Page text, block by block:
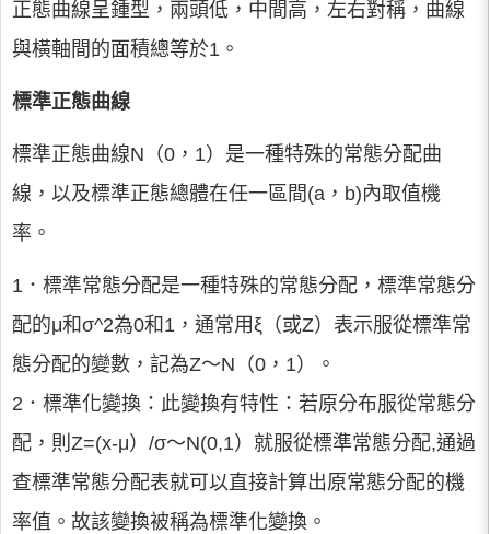
正態曲線呈鍾型，兩頭低，中間高，左右對稱，曲線
與橫軸間的面積總等於1。
標準正態曲線
標準正態曲線N（0，1）是一種特殊的常態分配曲
線，以及標準正態總體在任一區間(a，b)內取值機
率。
1．標準常態分配是一種特殊的常態分配，標準常態分
配的μ和σ^2為0和1，通常用ξ（或Z）表示服從標準常
態分配的變數，記為Z～N（0，1）。
2．標準化變換：此變換有特性：若原分布服從常態分
配，則Z=(x-μ）/σ～N(0,1）就服從標準常態分配,通過
查標準常態分配表就可以直接計算出原常態分配的機
率值。故該變換被稱為標準化變換。